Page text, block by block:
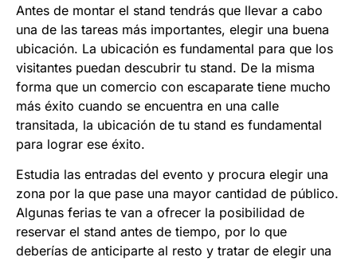
Antes de montar el stand tendrás que llevar a cabo
una de las tareas más importantes, elegir una buena
ubicación. La ubicación es fundamental para que los
visitantes puedan descubrir tu stand. De la misma
forma que un comercio con escaparate tiene mucho
más éxito cuando se encuentra en una calle
transitada, la ubicación de tu stand es fundamental
para lograr ese éxito.
Estudia las entradas del evento y procura elegir una
zona por la que pase una mayor cantidad de público.
Algunas ferias te van a ofrecer la posibilidad de
reservar el stand antes de tiempo, por lo que
deberías de anticiparte al resto y tratar de elegir una